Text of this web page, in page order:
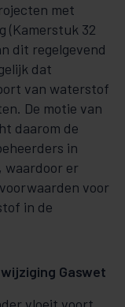
met
(Kamerstuk 32
dit regelgevend
dat
van waterstof
De motie van
daarom de
in
waardoor er
voor
in de
Gaswet